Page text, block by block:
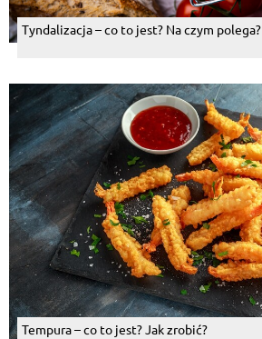
Tyndalizacja – co to jest? Na czym polega?
Tempura – co to jest? Jak zrobić?